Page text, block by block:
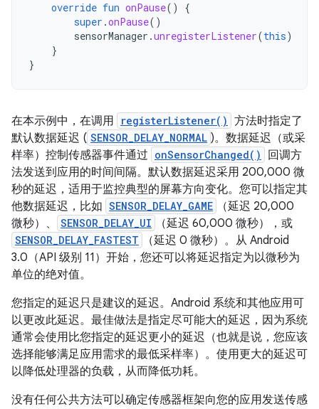
override fun onPause()
{
super .onPause()
sensorManager .unregisterListener(this)
}
}
在本示例中，在调用 registerListener() 方法时指定了
默认数据延迟 ( SENSOR_DELAY_NORMAL )。数据延迟（或采
样率）控制传感器事件通过 onSensorChanged()
回调方
法发送到应用的时间间隔。默认数据延迟采用 200,000 微
秒的延迟，适用于监控典型的屏幕方向变化。您可以指定其
他数据延迟，比如 SENSOR_DELAY_GAME
（延迟 20,000
微秒）、
SENSOR_DELAY_UI （延迟 60,000 微秒），或
SENSOR_DELAY_FASTEST
（延迟 0 微秒）。从 Android
3.0（API 级别 11）开始，您还可以将延迟指定为以微秒为
单位的绝对值。
您指定的延迟只是建议的延迟。Android 系统和其他应用可
以更改此延迟。最佳做法是指定尽可能大的延迟，因为系统
通常会使用比您指定的延迟更小的延迟（也就是说，您应该
选择能够满足应用需求的最低采样率）。使用更大的延迟可
以降低处理器的负载，从而降低功耗。
没有任何公共方法可以确定传感器框架向您的应用发送传感